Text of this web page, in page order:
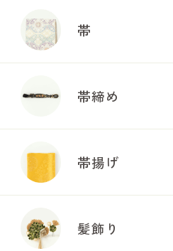
帯
帯締め
帯揚げ
髪飾り